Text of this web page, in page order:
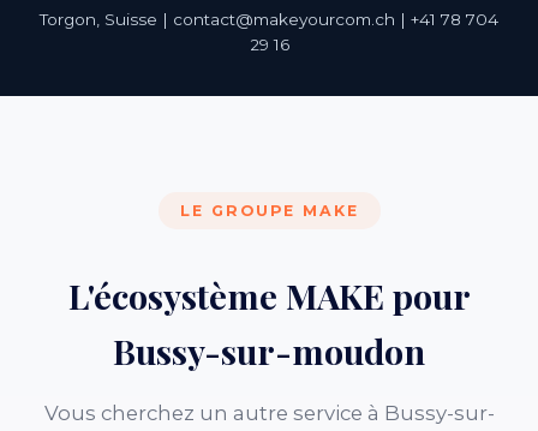
Torgon, Suisse | contact@makeyourcom.ch | +41 78 704
29 16
LE GROUPE MAKE
L'écosystème MAKE pour
Bussy-sur-moudon
Vous cherchez un autre service à Bussy-sur-